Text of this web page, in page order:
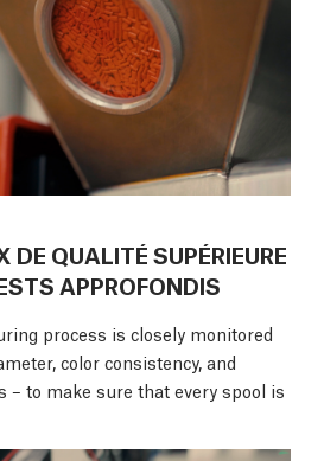
DE QUALITÉ SUPÉRIEURE
APPROFONDIS
process is closely monitored
color consistency, and
– to make sure that every spool is